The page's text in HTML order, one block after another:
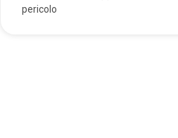
pericolo